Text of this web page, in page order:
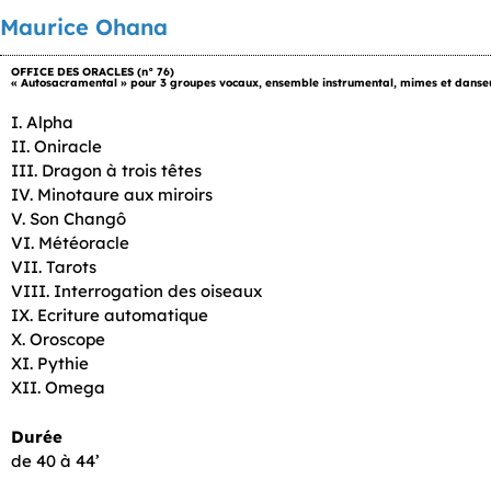
Maurice Ohana
OFFICE DES ORACLES (n° 76)
« Autosacramental » pour 3 groupes vocaux, ensemble instrumental, mimes et
I. Alpha
II. Oniracle
III. Dragon à trois têtes
IV. Minotaure aux miroirs
V. Son Changô
VI. Météoracle
VII. Tarots
VIII. Interrogation des oiseaux
IX. Ecriture automatique
X. Oroscope
XI. Pythie
XII. Omega
Durée
de 40 à 44’